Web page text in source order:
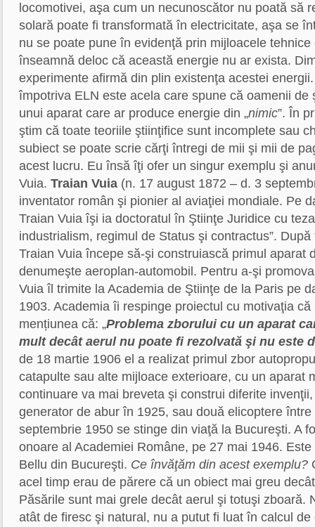
locomotivei, aşa cum un necunoscător nu poată să
solară poate fi transformată în electricitate, aşa se
nu se poate pune în evidenţă prin mijloacele
înseamnă deloc că această energie nu ar exista.
experimente afirmă din plin existenţa acestei
împotriva ELN este acela care spune că oamenii de
unui aparat care ar produce energie din „nimic”. În
ştim că toate teoriile ştiinţifice sunt incomplete sau
subiect se poate scrie cărţi întregi de mii şi mii de
acest lucru. Eu însă îţi ofer un singur exemplu şi
Vuia. Traian Vuia (n. 17 august 1872 – d. 3
inventator român şi pionier al aviaţiei mondiale. Pe
Traian Vuia îşi ia doctoratul în Ştiinţe Juridice cu
industrialism, regimul de Status şi contractus”.
Traian Vuia începe să-şi construiască primul aparat
denumeşte aeroplan-automobil. Pentru a-şi
Vuia îl trimite la Academia de Ştiinţe de la Paris pe
1903. Academia îi respinge proiectul cu motivaţia
mențiunea că: „Problema zborului cu un aparat
mult decât aerul nu poate fi rezolvată şi nu este
de 18 martie 1906 el a realizat primul zbor
catapulte sau alte mijloace exterioare, cu un aparat
continuare va mai breveta şi construi diferite
generator de abur în 1925, sau două elicoptere
septembrie 1950 se stinge din viaţă la Bucureşti. A
onoare al Academiei Române, pe 27 mai 1946.
Bellu din Bucureşti. Ce învăţăm din acest exemplu?
acel timp erau de părere că un obiect mai greu
Păsările sunt mai grele decât aerul şi totuşi zboară.
atât de firesc şi natural, nu a putut fi luat în calcul